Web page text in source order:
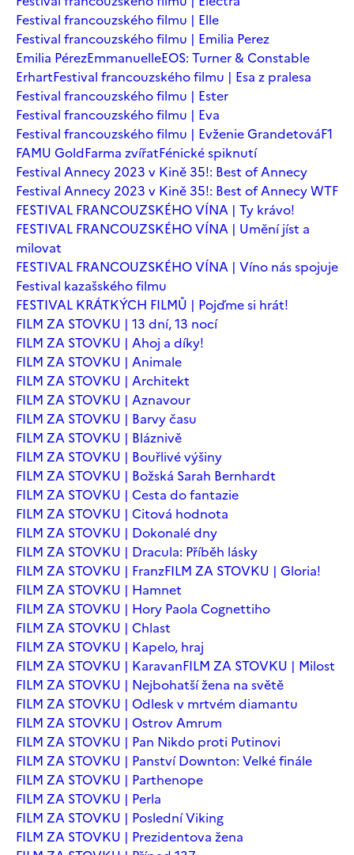
Festival francouzského filmu | Elle
Festival francouzského filmu | Emilia Perez
Emilia PérezEmmanuelleEOS: Turner & Constable
ErhartFestival francouzského filmu | Esa z pralesa
Festival francouzského filmu | Ester
Festival francouzského filmu | Eva
Festival francouzského filmu | Evženie GrandetováF1
FAMU GoldFarma zvířatFénické spiknutí
Festival Annecy 2023 v Kině 35!: Best of Annecy
Festival Annecy 2023 v Kině 35!: Best of Annecy WTF
FESTIVAL FRANCOUZSKÉHO VÍNA | Ty krávo!
FESTIVAL FRANCOUZSKÉHO VÍNA | Umění jíst a
milovat
FESTIVAL FRANCOUZSKÉHO VÍNA | Víno nás spojuje
Festival kazašského filmu
FESTIVAL KRÁTKÝCH FILMŮ | Pojďme si hrát!
FILM ZA STOVKU | 13 dní, 13 nocí
FILM ZA STOVKU | Ahoj a díky!
FILM ZA STOVKU | Animale
FILM ZA STOVKU | Architekt
FILM ZA STOVKU | Aznavour
FILM ZA STOVKU | Barvy času
FILM ZA STOVKU | Bláznivě
FILM ZA STOVKU | Bouřlivé výšiny
FILM ZA STOVKU | Božská Sarah Bernhardt
FILM ZA STOVKU | Cesta do fantazie
FILM ZA STOVKU | Citová hodnota
FILM ZA STOVKU | Dokonalé dny
FILM ZA STOVKU | Dracula: Příběh lásky
FILM ZA STOVKU | FranzFILM ZA STOVKU | Gloria!
FILM ZA STOVKU | Hamnet
FILM ZA STOVKU | Hory Paola Cognettiho
FILM ZA STOVKU | Chlast
FILM ZA STOVKU | Kapelo, hraj
FILM ZA STOVKU | KaravanFILM ZA STOVKU | Milost
FILM ZA STOVKU | Nejbohatší žena na světě
FILM ZA STOVKU | Odlesk v mrtvém diamantu
FILM ZA STOVKU | Ostrov Amrum
FILM ZA STOVKU | Pan Nikdo proti Putinovi
FILM ZA STOVKU | Panství Downton: Velké finále
FILM ZA STOVKU | Parthenope
FILM ZA STOVKU | Perla
FILM ZA STOVKU | Poslední Viking
FILM ZA STOVKU | Prezidentova žena